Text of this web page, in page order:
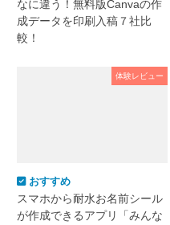
なに違う！無料版Canvaの作
成データを印刷入稿７社比
較！
体験レビュー
おすすめ
スマホから耐水お名前シール
が作成できるアプリ「みんな